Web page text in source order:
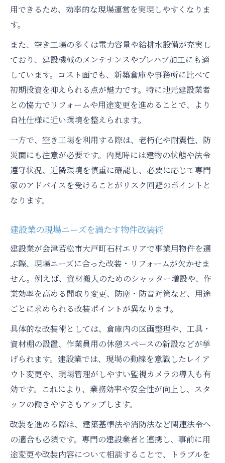
用できるため、効率的な現場運営を実現しやすくなりま
す。
また、空き工場の多くは電力容量や給排水設備が充実し
ており、建設機械のメンテナンスやプレハブ加工にも適
しています。コスト面でも、新築倉庫や事務所に比べて
初期投資を抑えられる点が魅力です。特に地元建設業者
との協力でリフォームや用途変更を進めることで、より
自社仕様に近い環境を整えられます。
一方で、空き工場を利用する際は、老朽化や耐震性、防
災面にも注意が必要です。内見時には建物の状態や法令
遵守状況、近隣環境を慎重に確認し、必要に応じて専門
家のアドバイスを受けることがリスク回避のポイントと
なります。
建設業の現場ニーズを満たす物件改装術
建設業が会津若松市大戸町石村エリアで事業用物件を選
ぶ際、現場ニーズに合った改装・リフォームが欠かせま
せん。例えば、資材搬入のためのシャッター増設や、作
業効率を高める間取り変更、防塵・防音対策など、用途
ごとに求められる改装ポイントが異なります。
具体的な改装術としては、倉庫内の区画整理や、工具・
資材棚の設置、作業員用の休憩スペースの新設などが挙
げられます。建設業では、現場の動線を意識したレイア
ウト変更や、現場管理がしやすい監視カメラの導入も有
効です。これにより、業務効率や安全性が向上し、スタ
ッフの働きやすさもアップします。
改装を進める際は、建築基準法や消防法など関連法令へ
の適合も必須です。専門の建設業者と連携し、事前に用
途変更や改装内容について相談することで、トラブルを